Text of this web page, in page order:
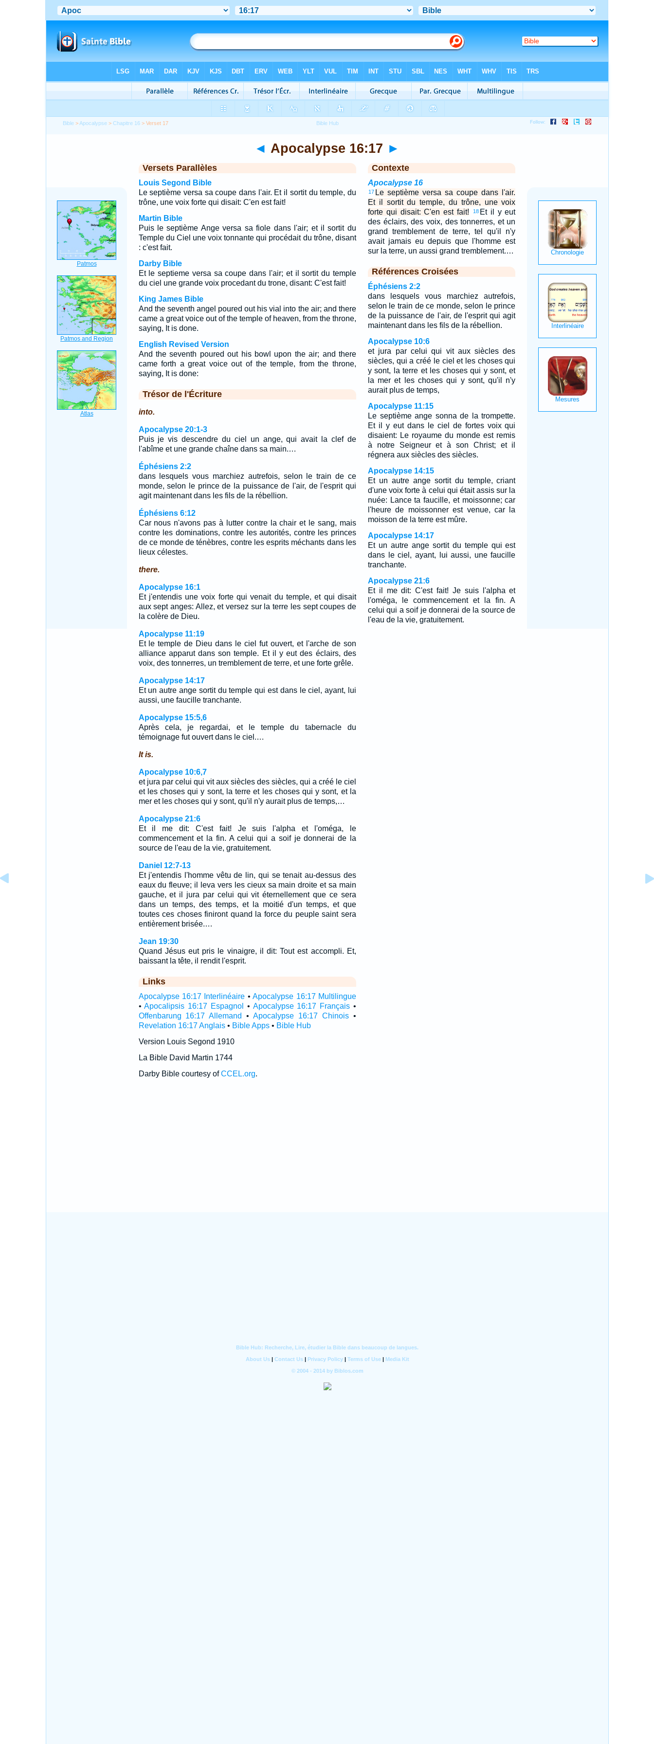
Bible >Apocalypse >Chapitre 16 > Verset 17
◄ Apocalypse 16:17 ►
Versets Parallèles
Louis Segond Bible
Le septième versa sa coupe dans l'air. Et il sortit du temple, du
trône, une voix forte qui disait: C'en est fait!
Martin Bible
Puis le septième Ange versa sa fiole dans l'air; et il sortit du
Temple du Ciel une voix tonnante qui procédait du trône, disant
: c'est fait.
Darby Bible
Et le septieme versa sa coupe dans l'air; et il sortit du temple
du ciel une grande voix procedant du trone, disant: C'est fait!
King James Bible
And the seventh angel poured out his vial into the air; and there
came a great voice out of the temple of heaven, from the throne,
saying, It is done.
English Revised Version
And the seventh poured out his bowl upon the air; and there
came forth a great voice out of the temple, from the throne,
saying, It is done:
Trésor de l'Écriture
into.
Apocalypse 20:1-3
Puis je vis descendre du ciel un ange, qui avait la clef de
l'abîme et une grande chaîne dans sa main.…
Éphésiens 2:2
dans lesquels vous marchiez autrefois, selon le train de ce
monde, selon le prince de la puissance de l'air, de l'esprit qui
agit maintenant dans les fils de la rébellion.
Éphésiens 6:12
Car nous n'avons pas à lutter contre la chair et le sang, mais
contre les dominations, contre les autorités, contre les princes
de ce monde de ténèbres, contre les esprits méchants dans les
lieux célestes.
there.
Apocalypse 16:1
Et j'entendis une voix forte qui venait du temple, et qui disait
aux sept anges: Allez, et versez sur la terre les sept coupes de
la colère de Dieu.
Apocalypse 11:19
Et le temple de Dieu dans le ciel fut ouvert, et l'arche de son
alliance apparut dans son temple. Et il y eut des éclairs, des
voix, des tonnerres, un tremblement de terre, et une forte grêle.
Apocalypse 14:17
Et un autre ange sortit du temple qui est dans le ciel, ayant, lui
aussi, une faucille tranchante.
Apocalypse 15:5,6
Après cela, je regardai, et le temple du tabernacle du
témoignage fut ouvert dans le ciel.…
It is.
Apocalypse 10:6,7
et jura par celui qui vit aux siècles des siècles, qui a créé le ciel
et les choses qui y sont, la terre et les choses qui y sont, et la
mer et les choses qui y sont, qu'il n'y aurait plus de temps,…
Apocalypse 21:6
Et il me dit: C'est fait! Je suis l'alpha et l'oméga, le
commencement et la fin. A celui qui a soif je donnerai de la
source de l'eau de la vie, gratuitement.
Daniel 12:7-13
Et j'entendis l'homme vêtu de lin, qui se tenait au-dessus des
eaux du fleuve; il leva vers les cieux sa main droite et sa main
gauche, et il jura par celui qui vit éternellement que ce sera
dans un temps, des temps, et la moitié d'un temps, et que
toutes ces choses finiront quand la force du peuple saint sera
entièrement brisée.…
Jean 19:30
Quand Jésus eut pris le vinaigre, il dit: Tout est accompli. Et,
baissant la tête, il rendit l'esprit.
Links
Apocalypse 16:17 Interlinéaire •Apocalypse 16:17 Multilingue
•Apocalipsis 16:17 Espagnol • Apocalypse 16:17 Français •
Offenbarung 16:17 Allemand
•Apocalypse 16:17 Chinois •
Revelation 16:17 Anglais• Bible Apps• Bible Hub
Version Louis Segond 1910
La Bible David Martin 1744
Darby Bible courtesy ofCCEL.org.
Contexte
Apocalypse 16
17 Le septième versa sa coupe dans l'air.
Et il sortit du temple, du trône, une voix
forte qui disait: C'en est fait!
18 Et il y eut
des éclairs, des voix, des tonnerres, et un
grand tremblement de terre, tel qu'il n'y
avait jamais eu depuis que l'homme est
sur la terre, un aussi grand tremblement.…
Références Croisées
Éphésiens 2:2
dans lesquels vous marchiez autrefois,
selon le train de ce monde, selon le prince
de la puissance de l'air, de l'esprit qui agit
maintenant dans les fils de la rébellion.
Apocalypse 10:6
et jura par celui qui vit aux siècles des
siècles, qui a créé le ciel et les choses qui
y sont, la terre et les choses qui y sont, et
la mer et les choses qui y sont, qu'il n'y
aurait plus de temps,
Apocalypse 11:15
Le septième ange sonna de la trompette.
Et il y eut dans le ciel de fortes voix qui
disaient: Le royaume du monde est remis
à notre Seigneur et à son Christ; et il
régnera aux siècles des siècles.
Apocalypse 14:15
Et un autre ange sortit du temple, criant
d'une voix forte à celui qui était assis sur la
nuée: Lance ta faucille, et moissonne; car
l'heure de moissonner est venue, car la
moisson de la terre est mûre.
Apocalypse 14:17
Et un autre ange sortit du temple qui est
dans le ciel, ayant, lui aussi, une faucille
tranchante.
Apocalypse 21:6
Et il me dit: C'est fait! Je suis l'alpha et
l'oméga, le commencement et la fin. A
celui qui a soif je donnerai de la source de
l'eau de la vie, gratuitement.